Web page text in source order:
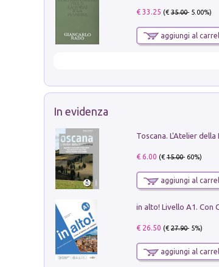
€ 33.25 (€35.00- 5.00%)
aggiungi al
In evidenza
Toscana. L'Atelier della
€ 6.00 (€15.00- 60%)
aggiungi al
€ 26.50 (€27.90- 5%)
aggiungi al